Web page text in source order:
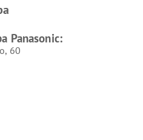
панелей Panasonic
Panasonic:
60